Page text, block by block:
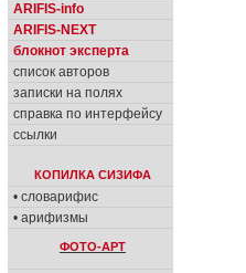
ARIFIS-info
ARIFIS-NEXT
блокнот эксперта
список авторов
записки на полях
справка по интерфейсу
ссылки
КОПИЛКА СИЗИФА
• словарифис
• арифизмы
ФОТО-АРТ